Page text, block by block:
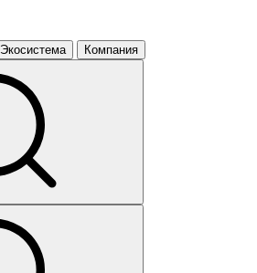
Экосистема Компания